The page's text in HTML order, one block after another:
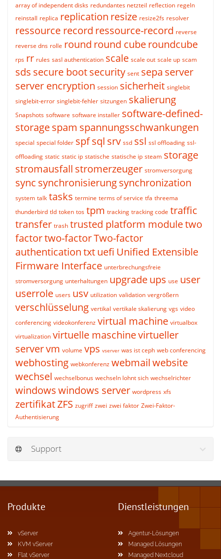
array of independent disks redundantes netzteil reflection regeln
reinstall replica replication resize resize2fs resolver
ressource record ressource-record reverse
reverse dns rolle round round cuberoundcube
rps rr rules sasl authentication scale scale out scale up scam
sds secure bootsecurity sent sepa server
server encryption session sicherheit singlebit
singlebit-error singlebit-fehler sitzungen skalierung
Snapshots software software installer software-defined-
storagespam spannungsschwankungen
special special folder spfsql srv ssd ssl ssl offloading ssl-
offloading static static ip statische statische ip steam storage
stromausfall stromerzeuger stromversorgung
sync synchronisierungsynchronization
system talk tasks termine terms of service tfa threema
thunderbird tld token tos tpm tracking tracking code traffic
transfer trash trusted platform moduletwo
factortwo-factorTwo-factor
authenticationtxtuefi Unified Extensible
Firmware Interface unterbrechungsfreie
stromversorgung unterhaltungen upgradeups use user
userrole users usv utilization validation vergrößern
verschlüsselung vertikal vertikale skalierung vgs video
conferencing videokonferenz virtual machine virtualbox
virtualization virtuelle maschinevirtueller
servervm volume vps vserver was ist ceph web conferencing
webhosting webkonferenz webmailwebsite
wechsel wechselbonus wechseln lohnt sich wechselrichter
windowswindows server wordpress xfs
zertifikatZFS zugriff zwei zwei faktor Zwei-Faktor-
Authentisierung
Support
Produkte
vServer
KVM vServer
Flat vServer
Dienstleistungen
Agentur-Lösungen
Managed Lösungen
Managed Nextcloud